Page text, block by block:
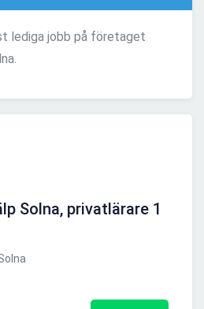
lediga jobb på företaget
Solna, privatlärare 1